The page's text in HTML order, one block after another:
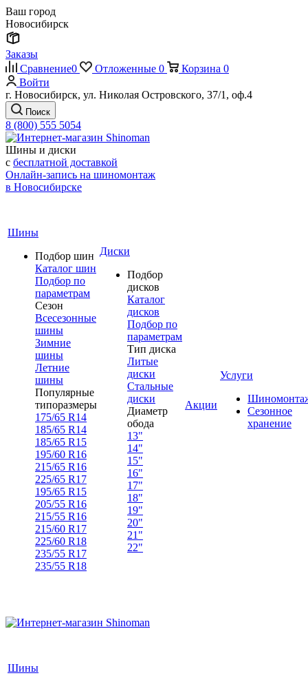
Ваш город
Новосибирск
Заказы
Сравнение0 Отложенные 0 Корзина 0
Войти
г. Новосибирск, ул. Николая Островского, 37/1, оф.4
Поиск
8 (800) 555 5054
Шины и диски
с бесплатной доставкой
Онлайн-запись на шиномонтаж
в Новосибирске
Шины
Подбор шин
Каталог шин
Подбор по
параметрам
Сезон
Всесезонные
шины
Зимние
шины
Летние
шины
Популярные
типоразмеры
175/65 R14
185/65 R14
185/65 R15
195/60 R16
215/65 R16
225/65 R17
195/65 R15
205/55 R16
215/55 R16
215/60 R17
225/60 R18
235/55 R17
235/55 R18
Диски
Подбор
дисков
Каталог
дисков
Подбор по
параметрам
Тип диска
Литые
диски
Стальные
диски
Диаметр
обода
13"
14"
15"
16"
17"
18"
19"
20"
21"
22"
Акции
Услуги
Сезонное
хранение
Шины